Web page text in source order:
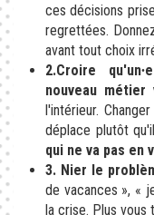
ces décisions
regrettées.
avant tout choix
2.Croire
nouveau
l'intérieur.
déplace plutôt
qui ne va pas en
3. Nier le
de vacances », «
la crise. Plus vous